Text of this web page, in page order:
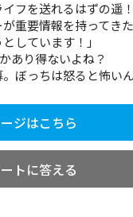
フを送れるはずの遥
重要情報を持ってき
しています！」
あり得ないよね？
ぼっちは怒ると怖い
ジはこちら
トに答える